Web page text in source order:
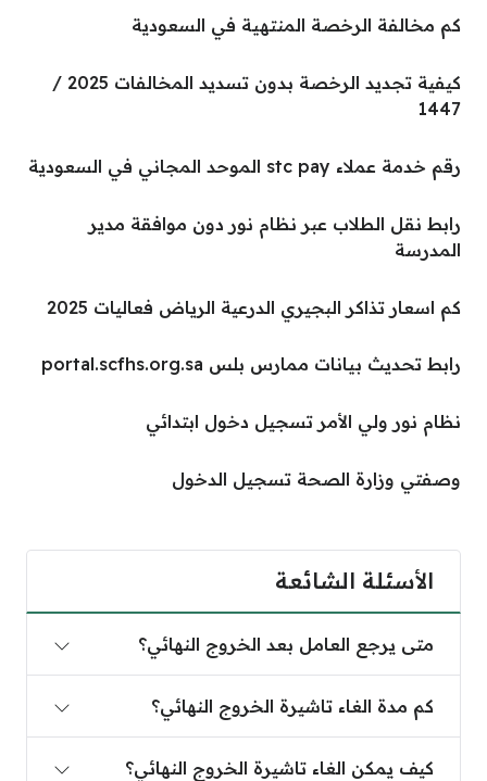
كم مخالفة الرخصة المنتهية في السعودية
كيفية تجديد الرخصة بدون تسديد المخالفات 2025 /
1447
رقم خدمة عملاء stc pay الموحد المجاني في السعودية
رابط نقل الطلاب عبر نظام نور دون موافقة مدير
المدرسة
كم اسعار تذاكر البجيري الدرعية الرياض فعاليات 2025
رابط تحديث بيانات ممارس بلس portal.scfhs.org.sa
نظام نور ولي الأمر تسجيل دخول ابتدائي
وصفتي وزارة الصحة تسجيل الدخول
الأسئلة الشائعة
متى يرجع العامل بعد الخروج النهائي؟
كم مدة الغاء تاشيرة الخروج النهائي؟
كيف يمكن الغاء تاشيرة الخروج النهائي؟